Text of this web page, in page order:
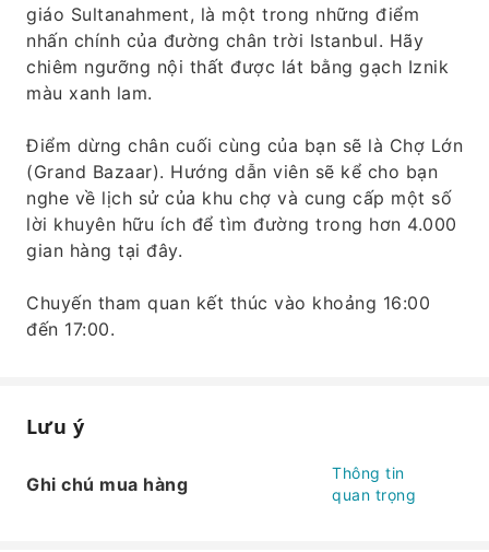
giáo Sultanahment, là một trong những điểm
nhấn chính của đường chân trời Istanbul. Hãy
chiêm ngưỡng nội thất được lát bằng gạch Iznik
màu xanh lam.
Điểm dừng chân cuối cùng của bạn sẽ là Chợ Lớn
(Grand Bazaar). Hướng dẫn viên sẽ kể cho bạn
nghe về lịch sử của khu chợ và cung cấp một số
lời khuyên hữu ích để tìm đường trong hơn 4.000
gian hàng tại đây.
Chuyến tham quan kết thúc vào khoảng 16:00
đến 17:00.
Lưu ý
Ghi chú mua hàng
Thông tin
quan trọng